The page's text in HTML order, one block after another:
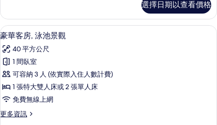
的
所
有
相
片
客
房,
城
景
觀
詳
情
選擇日期以查看價格
顯
示
豪
華
客
房,
泳
池
豪華客房, 泳池景觀 | 迷你吧、客房內
11
豪華客房, 泳池景觀
40 平方公尺
1 間臥室
可容納 3 人 (依實際入住人數計費)
1 張特大雙人床或 2 張單人床
免費無線上網
更多資訊
更